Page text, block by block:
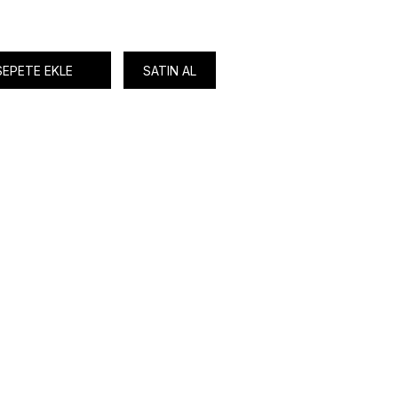
EKLE SATIN AL